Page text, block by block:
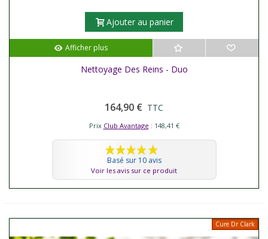
Ajouter au panier
Afficher plus
Nettoyage Des Reins - Duo
164,90 € TTC
Prix Club Avantage : 148,41 €
Basé sur 10 avis
Voir les avis sur ce produit
Cure Dr Clark